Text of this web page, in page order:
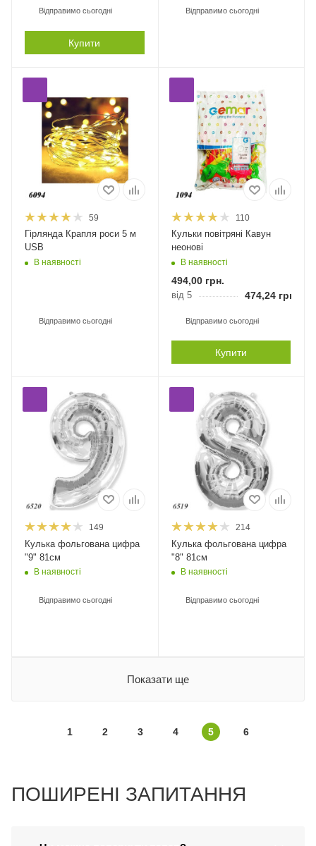
Відправимо сьогодні
Купити
Відправимо сьогодні
59
Гірлянда Крапля роси 5 м
USB
В наявності
Відправимо сьогодні
110
Кульки повітряні Кавун
неонові
В наявності
494,00грн.
від 5 474,24грн.
Відправимо сьогодні
Купити
149
Кулька фольгована цифра
"9" 81см
В наявності
Відправимо сьогодні
214
Кулька фольгована цифра
"8" 81см
В наявності
Відправимо сьогодні
Показати ще
1 2 3 4 5 6
ПОШИРЕНІ ЗАПИТАННЯ